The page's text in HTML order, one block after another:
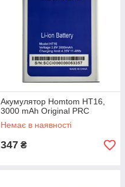
Акумулятор Homtom HT16,
3000 mAh Original PRC
Немає в наявності
347 ₴